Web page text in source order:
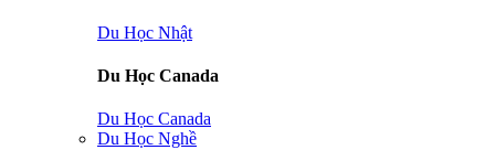
Du Học Nhật
Du Học Canada
Du Học Canada
Du Học Nghề